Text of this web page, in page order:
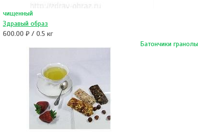
чищенный
Здравый образ
600.00 ₽ / 0.5 кг
Батончики гранолы